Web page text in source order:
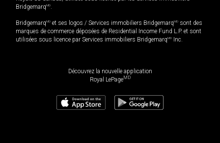
BridgemarqMD.
BridgemarqMD et ses logos / Services immobiliers BridgemarqMD sont des
marques de commerce déposées de Residential Income Fund L.P. et sont
utilisées sous licence par Services immobiliers BridgemarqMD Inc.
Découvrez la nouvelle application
Royal LePageMD